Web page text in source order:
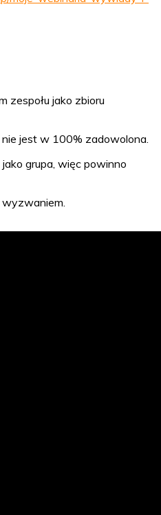
zespołu jako zbioru
nie jest w 100% zadowolona.
grupa, więc powinno
wyzwaniem.